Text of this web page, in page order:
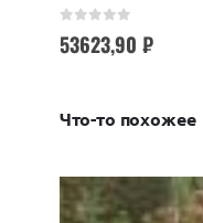
53623,90 ₽
Что-то похожее